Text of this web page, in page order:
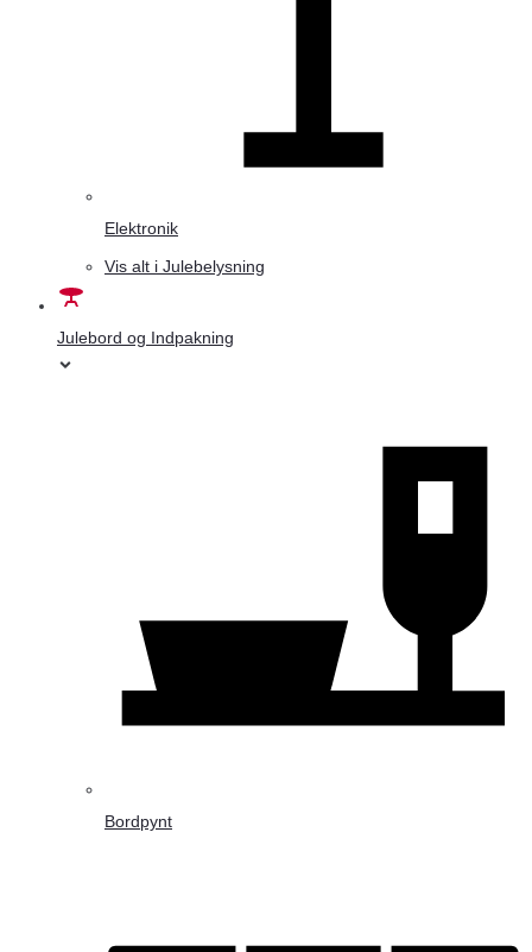
Elektronik
Vis alt i Julebelysning
Julebord og Indpakning
Bordpynt